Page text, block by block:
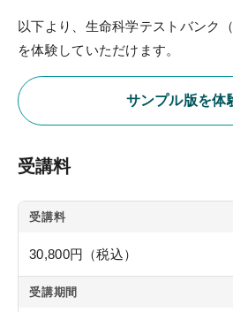
質問システム
チュートリアル特別講義
各種テスト
過去問題・試験アンケート閲覧
受講生専用サイト
オリジナル情報誌＆メルマガ
お役立ち情報
以下より、生命科学テストバンク
を体験していただけます。
サンプル版を体
受講料
受講料
30,800円（税込）
受講期間